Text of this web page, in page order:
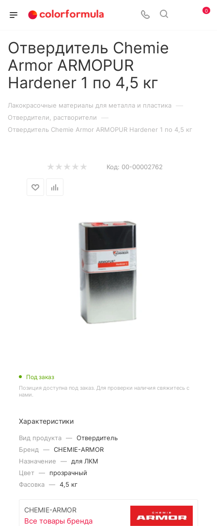
0
Отвердитель Chemie
Armor ARMOPUR
Hardener 1 по 4,5 кг
Лакокрасочные материалы для металла и пластика —
Отвердители, растворители —
Отвердитель Chemie Armor ARMOPUR Hardener 1 по 4,5 кг
Код: 00-00002762
Под заказ
Позиция доступна под заказ. Для проверки наличия свяжитесь с
нами.
Характеристики
Вид продукта — Отвердитель
Бренд
— CHEMIE-ARMOR
Назначение
—
для ЛКМ
Цвет —
прозрачный
Фасовка — 4,5 кг
CHEMIE-ARMOR
Все товары бренда